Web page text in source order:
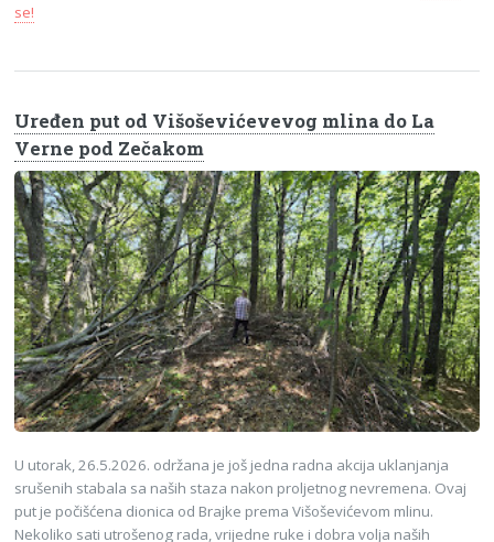
se!
Uređen put od Višoševićevevog mlina do La
Verne pod Zečakom
U utorak, 26.5.2026. održana je još jedna radna akcija uklanjanja
srušenih stabala sa naših staza nakon proljetnog nevremena. Ovaj
put je počišćena dionica od Brajke prema Višoševićevom mlinu.
Nekoliko sati utrošenog rada, vrijedne ruke i dobra volja naših